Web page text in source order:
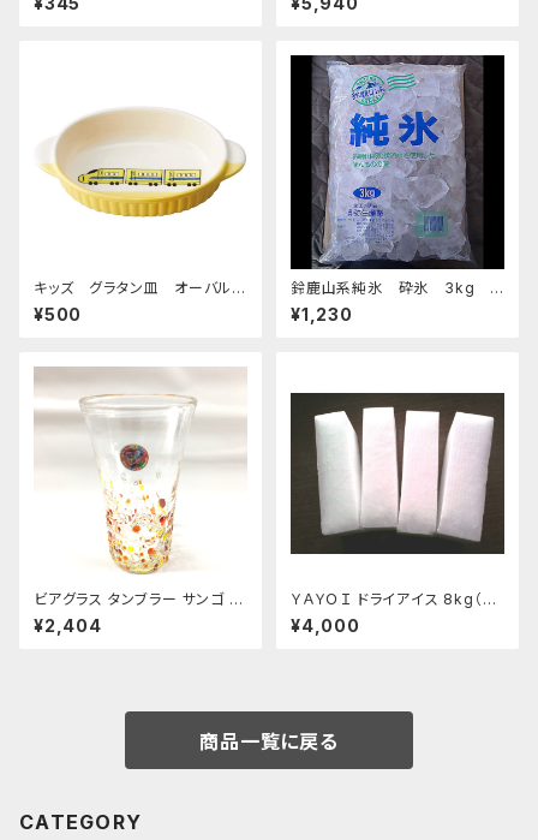
ポスト便】
キッズ グラタン皿 オーバルデ
ィッシュ 超特急イエロー
¥500
鈴鹿山系純氷 砕氷 3kg
おすすめ
¥1,230
ビアグラス タンブラー サンゴ 琉
球ガラス 200cc
¥2,404
ＹＡＹＯＩ ドライアイス 8kg（出
荷時9kg弱）
¥4,000
商品一覧に戻る
CATEGORY